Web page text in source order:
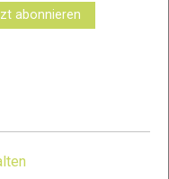
abonnieren